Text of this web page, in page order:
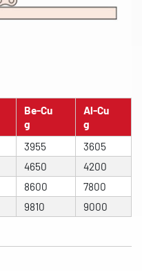
Be-Cu
g
Al-Cu
g
3955
3605
4650
4200
8600
7800
9810 9000